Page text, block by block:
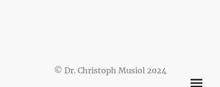
© Dr. Christoph Musiol 2024